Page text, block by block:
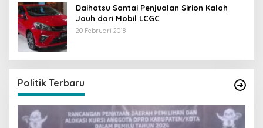
Daihatsu Santai Penjualan Sirion Kalah
Jauh dari Mobil LCGC
20 Februari 2018
Politik Terbaru